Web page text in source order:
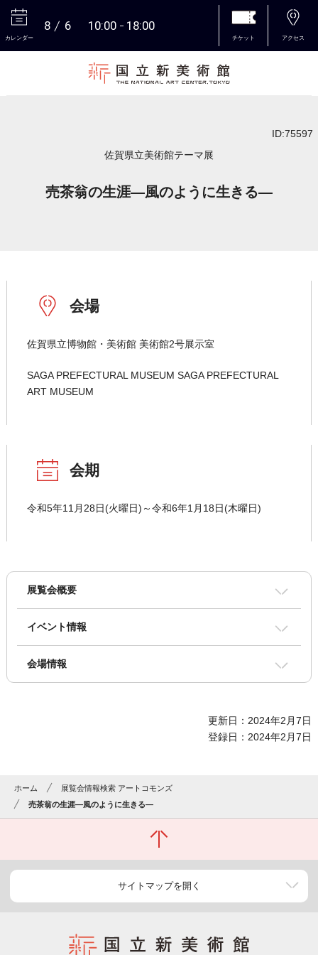
カレンダー
8 6 10:00 18:00
チケット アクセス
ID:75597
佐賀県立美術館テーマ展
売茶翁の生涯―風のように生きる―
会場
佐賀県立博物館・美術館 美術館2号展示室
SAGA PREFECTURAL MUSEUM SAGA PREFECTURAL
ART MUSEUM
会期
令和5年11月28日(火曜日)～令和6年1月18日(木曜日)
展覧会概要
イベント情報
会場情報
更新日：2024年2月7日
登録日：2024年2月7日
ホーム
展覧会情報検索 アートコモンズ
売茶翁の生涯―風のように生きる―
サイトマップを開く